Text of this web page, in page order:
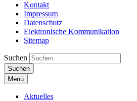
Kontakt
Impressum
Datenschutz
Elektronische Kommunikation
Sitemap
Suchen
Suchen
Menü
Aktuelles